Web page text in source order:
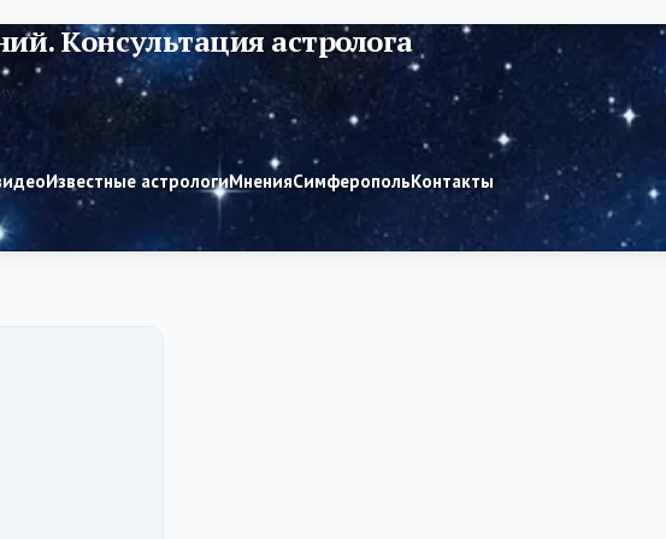
Консультация астролога
Известные астрологиМненияСимферопольКонтакты